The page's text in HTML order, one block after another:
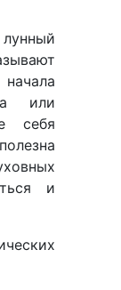
или
себя
и